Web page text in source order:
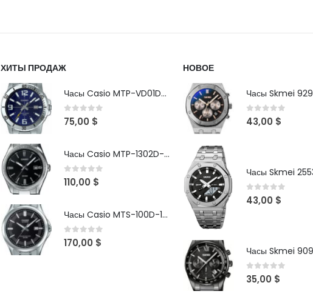
ХИТЫ ПРОДАЖ
Часы Casio MTP-VD01D-2B
0out of 5
75,00 $
Часы Casio MTP-1302D-1A1VDF
0out of 5
110,00 $
Часы Casio MTS-100D-1AV
0out of 5
170,00 $
НОВОЕ
Часы Skmei
0 out of 5
43,00 $
Часы Skmei
0 out of 5
43,00 $
Часы Skmei
0out of 5
35,00 $